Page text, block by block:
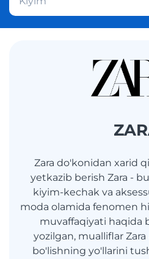
Zara do'konidan xarid
yetkazib berish Zara -
kiyim-kechak va
moda olamida fenomen
muvaffaqiyati haqida
yozilgan, mualliflar
bo'lishning yo'llarini